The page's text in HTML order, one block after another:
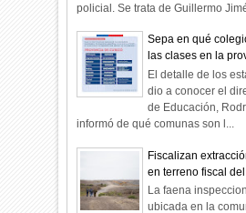
policial. Se trata de Guillermo
Sepa en qué
las clases en la
El detalle de los
dio a conocer el
de Educación,
informó de qué comunas son l...
Fiscalizan
en terreno fiscal
La faena
ubicada en la